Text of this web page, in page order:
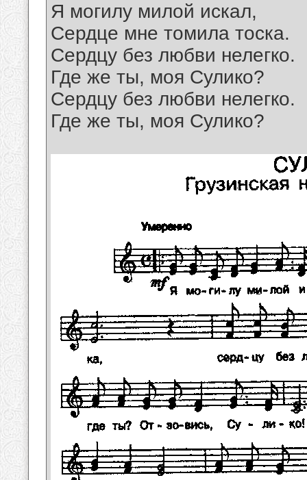
Я могилу милой искал,
Сердце мне томила тоска.
Сердцу без любви нелегко.
Где же ты, моя Сулико?
Сердцу без любви нелегко.
Где же ты, моя Сулико?